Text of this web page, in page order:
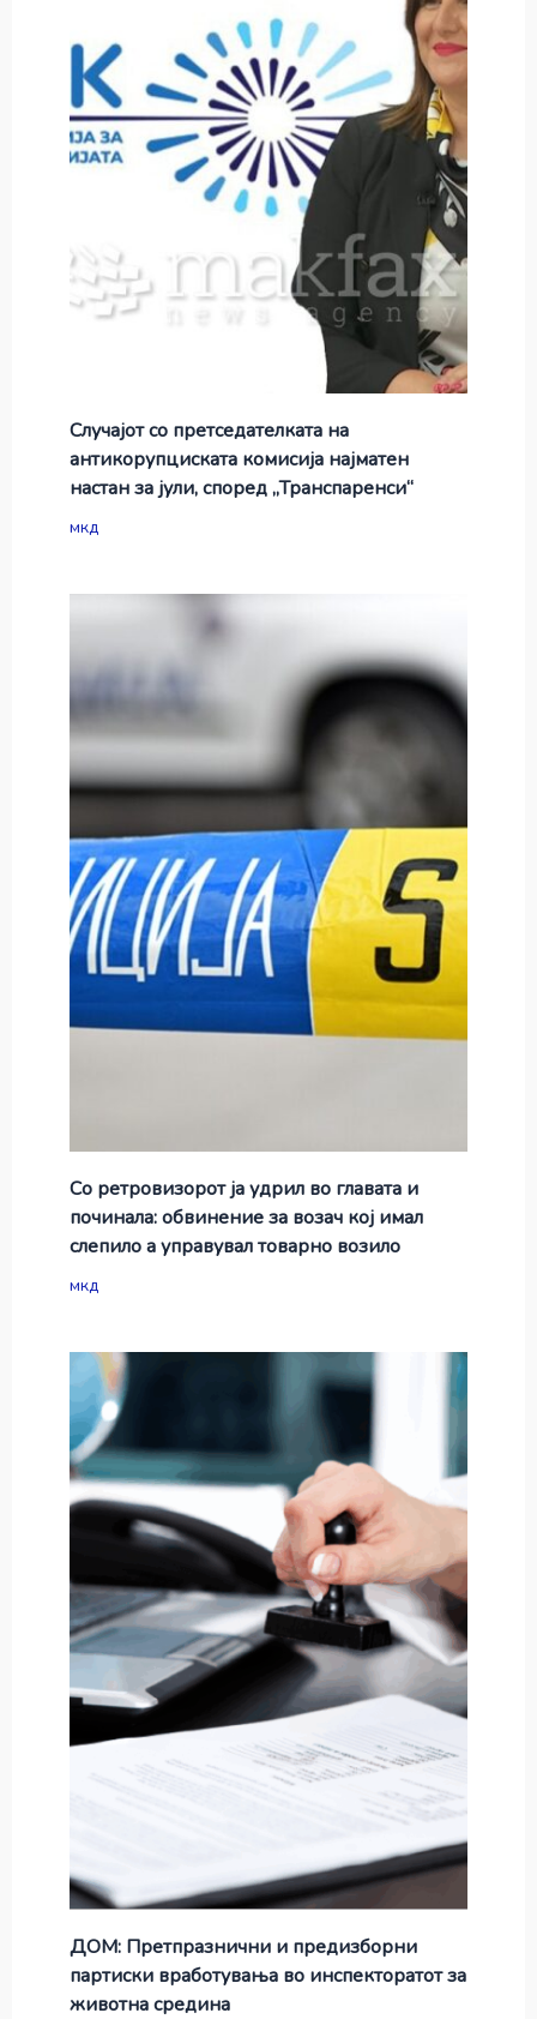
Случајот со претседателката на
антикорупциската комисија најматен
настан за јули, според „Транспаренси“
мкд
Со ретровизорот ја удрил во главата и
починала: обвинение за возач кој имал
слепило а управувал товарно возило
мкд
ДОМ: Претпразнични и предизборни
партиски вработувања во инспекторатот за
животна средина